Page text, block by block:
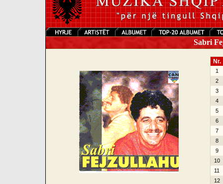
Sabri
Nr.
1
2
3
4
5
6
7
8
9
10
11
12